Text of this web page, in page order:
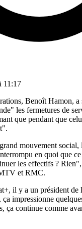
11:17
Benoît Hamon,
les fermetures de
que pendant que
mouvement social,
en quoi que
les effectifs ?
et RMC.
il y a un président de
ça impressionne
ça continue comme